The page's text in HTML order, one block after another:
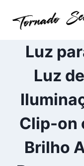
para
ConteúdoLuz
Luz
Clip-on
Brilho